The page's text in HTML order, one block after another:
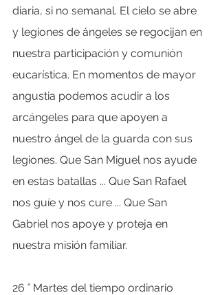
diaria, si no semanal. El cielo se abre
y legiones de ángeles se regocijan en
nuestra participación y comunión
eucarística. En momentos de mayor
angustia podemos acudir a los
arcángeles para que apoyen a
nuestro ángel de la guarda con sus
legiones. Que San Miguel nos ayude
en estas batallas ... Que San Rafael
nos guíe y nos cure ... Que San
Gabriel nos apoye y proteja en
nuestra misión familiar.
26 ° Martes del tiempo ordinario